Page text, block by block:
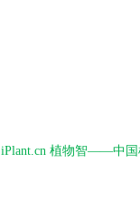
iPlant.cn 植物智——中国